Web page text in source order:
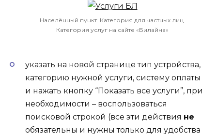
Населённый пункт. Категория для частных лиц.
Категория услуг на сайте «Билайна»
указать на новой странице тип устройства,
категорию нужной услуги, систему оплаты
и нажать кнопку “Показать все услуги”, при
необходимости – воспользоваться
поисковой строкой (все эти действия не
обязательны и нужны только для удобства